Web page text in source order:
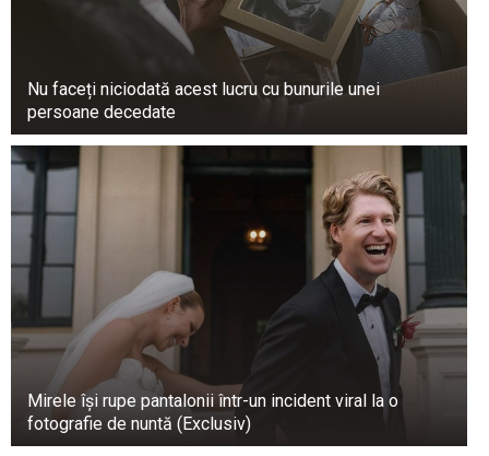
Nu faceți niciodată acest lucru cu bunurile unei
persoane decedate
Mirele își rupe pantalonii într-un incident viral la o
fotografie de nuntă (Exclusiv)